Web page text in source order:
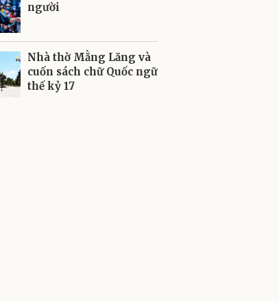
người
Nhà thờ Mằng Lăng và
cuốn sách chữ Quốc ngữ
thế kỷ 17